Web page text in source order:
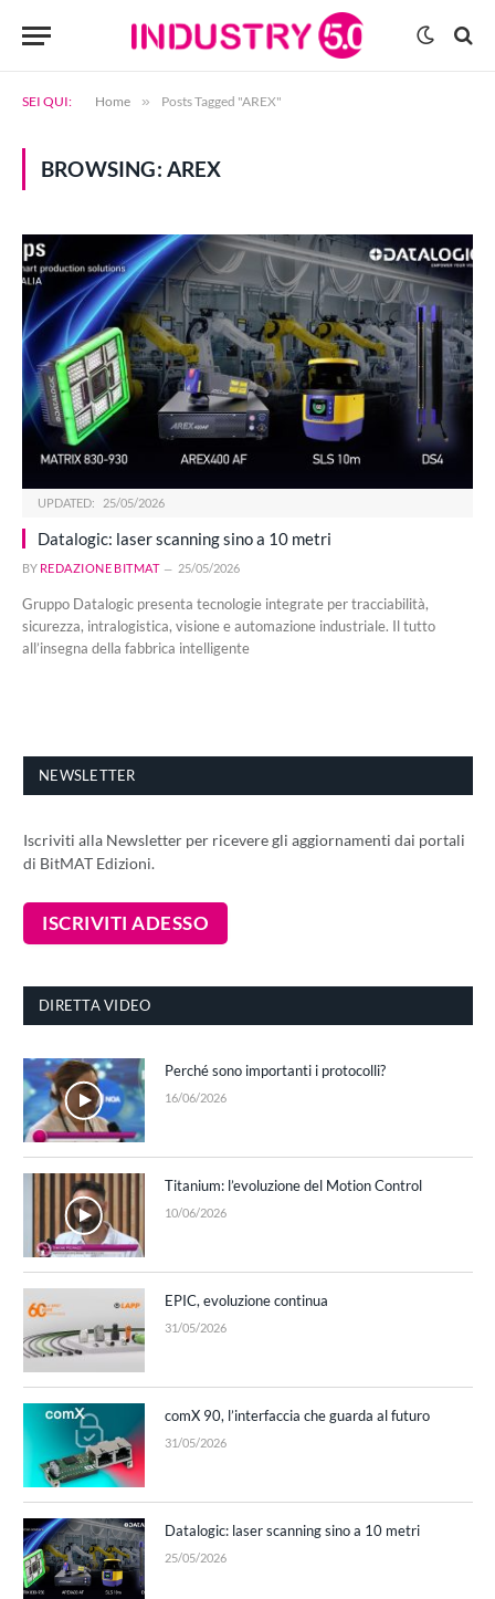
SEI QUI: Home » Posts Tagged "AREX"
BROWSING: AREX
UPDATED: 25/05/2026
Datalogic: laser scanning sino a 10 metri
BY REDAZIONE BITMAT 25/05/2026
Gruppo Datalogic presenta tecnologie integrate per tracciabilità,
sicurezza, intralogistica, visione e automazione industriale. Il tutto
all’insegna della fabbrica intelligente
NEWSLETTER
Iscriviti alla Newsletter per ricevere gli aggiornamenti dai portali
di BitMAT Edizioni.
DIRETTA VIDEO
Perché sono importanti i protocolli?
16/06/2026
Titanium: l’evoluzione del Motion Control
10/06/2026
EPIC, evoluzione continua
31/05/2026
comX 90, l’interfaccia che guarda al futuro
31/05/2026
Datalogic: laser scanning sino a 10 metri
25/05/2026